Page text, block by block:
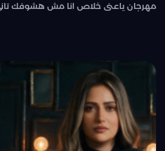
مهرجان ياعنى خلاص انا مش هشوفك